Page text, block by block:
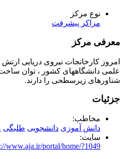
نوع مرکز
مراکز پیشرفت
معرفی مرکز
امروز کارخانجات نیروی دریایی ارتش
علمی دانشگاههای کشور ، توان ساخت
شناورهای زیرسطحی را دارند.
جزئیات
مخاطب:
دانش آموزی دانشجویی طلبگی
سایت:
www.aja.ir/portal/home/?1049